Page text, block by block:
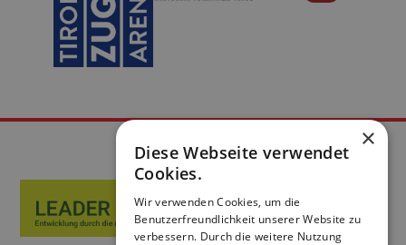
×
Diese Webseite verwendet
Cookies.
Wir verwenden Cookies, um die
Benutzerfreundlichkeit unserer Website zu
verbessern. Durch die weitere Nutzung